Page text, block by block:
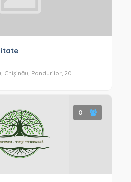
Chișinău, Pandurilor, 20
0